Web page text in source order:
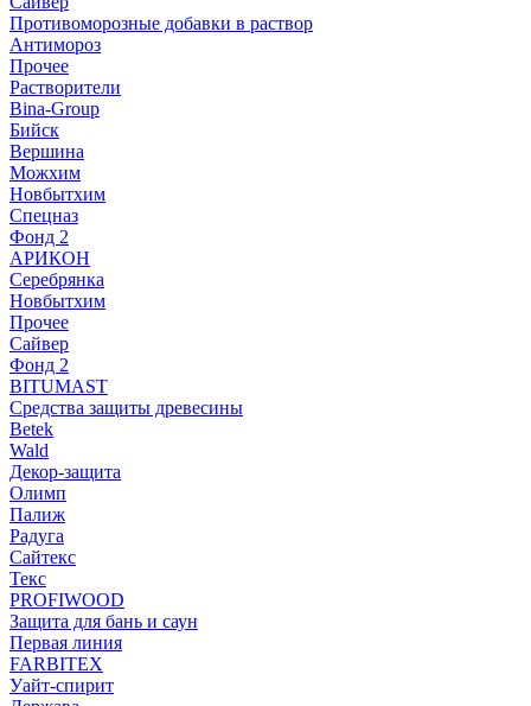
Противоморозные добавки в раствор
Антимороз
Прочее
Растворители
Bina-Group
Бийск
Вершина
Можхим
Новбытхим
Спецназ
Фонд 2
АРИКОН
Серебрянка
Новбытхим
Прочее
Сайвер
Фонд 2
BITUMAST
Средства защиты древесины
Betek
Wald
Декор-защита
Олимп
Палиж
Радуга
Сайтекс
Текс
PROFIWOOD
Защита для бань и саун
Первая линия
FARBITEX
Уайт-спирит